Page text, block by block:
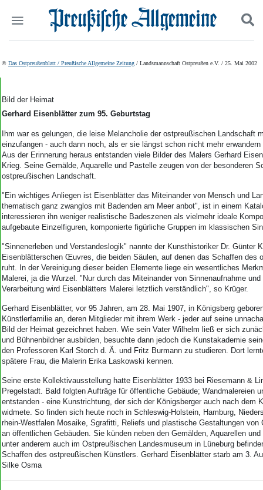
Wer wir sind
Aktuelle Ausgabe
Abonnenten-Login
Abonnent werden
Abo Prämien
Archiv
Mediadaten
Politik
Gesellschaft
Geschichte
Ostpreußen
Pommern
Berlin-Brandenburg
Schlesien
Danzig und Westpreußen
Bücher
Kontakt
Impressum
Datenschutz
Suchen und finden
© Das Ostpreußenblatt / Preußische Allgemeine Zeitung / Landsmannschaft Ostpreußen e.V. / 25. Mai 2002
Bild der Heimat
Gerhard Eisenblätter zum 95. Geburtstag
Ihm war es gelungen, die leise Melancholie der ostpreußischen Landschaft
einzufangen - auch dann noch, als er sie längst schon nicht mehr
Aus der Erinnerung heraus entstanden viele Bilder des Malers Gerhard
Krieg. Seine Gemälde, Aquarelle und Pastelle zeugen von der besonderen
ostpreußischen Landschaft.
"Ein wichtiges Anliegen ist Eisenblätter das Miteinander von Mensch und
thematisch ganz zwanglos mit Badenden am Meer anbot", ist in einem
interessieren ihn weniger realistische Badeszenen als vielmehr ideale
aufgebaute Einzelfiguren, komponierte figürliche Gruppen im klassischen
"Sinnenerleben und Verstandeslogik" nannte der Kunsthistoriker Dr. Günter
Eisenblätterschen Œuvres, die beiden Säulen, auf denen das Schaffen des
ruht. In der Vereinigung dieser beiden Elemente liege ein wesentliches
Malerei, ja die Wurzel. "Nur durch das Miteinander von Sinnenaufnahme
Verarbeitung wird Eisenblätters Malerei letztlich verständlich", so Krüger.
Gerhard Eisenblätter, vor 95 Jahren, am 28. Mai 1907, in Königsberg
Künstlerfamilie an, deren Mitglieder mit ihrem Werk - jeder auf seine
Bild der Heimat gezeichnet haben. Wie sein Vater Wilhelm ließ er sich
und Bühnenbildner ausbilden, besuchte dann jedoch die Kunstakademie
den Professoren Karl Storch d. Ä. und Fritz Burmann zu studieren. Dort
spätere Frau, die Malerin Erika Laskowski kennen.
Seine erste Kollektivausstellung hatte Eisenblätter 1933 bei Riesemann &
Pregelstadt. Bald folgten Aufträge für öffentliche Gebäude; Wandmalereien
entstanden - eine Kunstrichtung, der sich der Königsberger auch nach dem
widmete. So finden sich heute noch in Schleswig-Holstein, Hamburg,
rhein-Westfalen Mosaike, Sgrafitti, Reliefs und plastische Gestaltungen von
an öffentlichen Gebäuden. Sie künden neben den Gemälden, Aquarellen
unter anderem auch im Ostpreußischen Landesmuseum in Lüneburg
Schaffen des ostpreußischen Künstlers. Gerhard Eisenblätter starb am 3.
Silke Osma